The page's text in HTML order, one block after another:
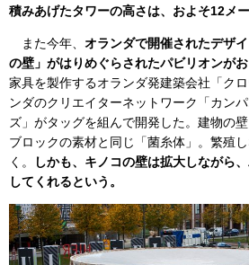
積みあげたタワーの高さは、およそ12メー
また今年、 オランダで開催されたデザ
の壁」がはりめぐらされたパビリオンがお
家具を製作するオランダ発建築会社「ク
ンダのクリエイターネットワーク「カン
ズ」がタッグを組んで開発した。建物の
ブロックの素材と同じ「菌糸体」。繁殖
く。
しかも、キノコの壁は拡大しながら
してくれるという。